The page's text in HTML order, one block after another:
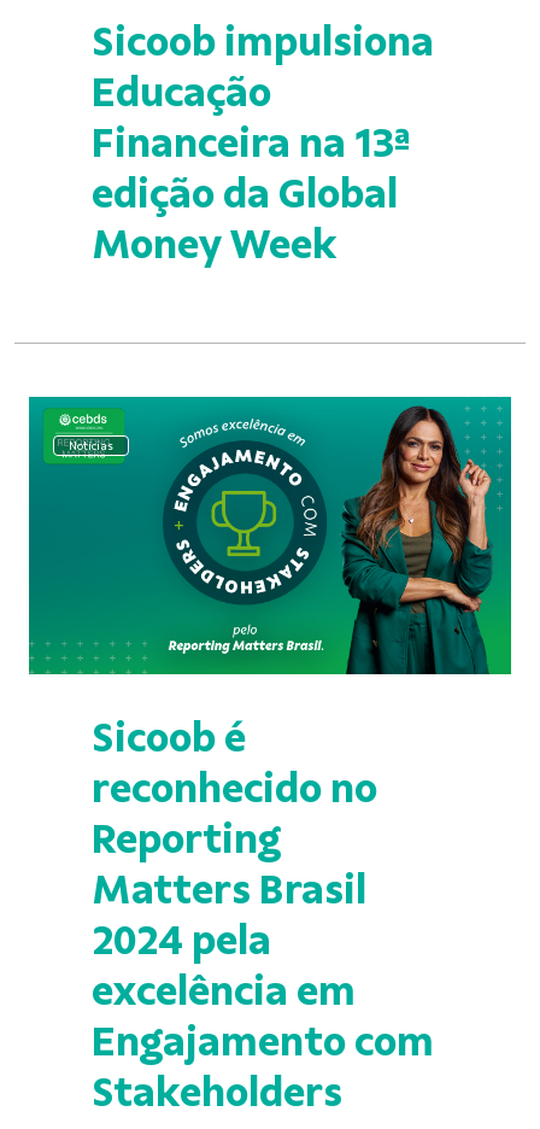
Sicoob impulsiona
Educação
Financeira na 13ª
edição da Global
Money Week
Notícias
Sicoob é
reconhecido no
Reporting
Matters Brasil
2024 pela
excelência em
Engajamento com
Stakeholders